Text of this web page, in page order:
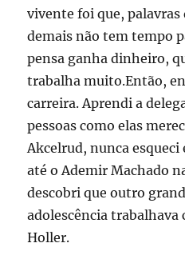
vivente foi que,
demais não tem tempo
pensa ganha dinheiro,
trabalha muito.Então,
carreira. Aprendi a
pessoas como elas
Akcelrud, nunca esqueci
até o Ademir Machado
descobri que outro
adolescência trabalhava
Holler.